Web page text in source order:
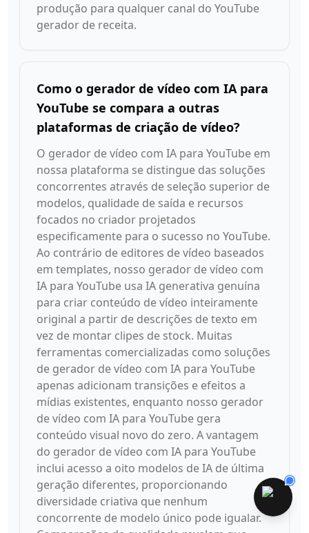
produção para qualquer canal do YouTube
gerador de receita.
Como o gerador de vídeo com IA para
YouTube se compara a outras
plataformas de criação de vídeo?
O gerador de vídeo com IA para YouTube em
nossa plataforma se distingue das soluções
concorrentes através de seleção superior de
modelos, qualidade de saída e recursos
focados no criador projetados
especificamente para o sucesso no YouTube.
Ao contrário de editores de vídeo baseados
em templates, nosso gerador de vídeo com
IA para YouTube usa IA generativa genuína
para criar conteúdo de vídeo inteiramente
original a partir de descrições de texto em
vez de montar clipes de stock. Muitas
ferramentas comercializadas como soluções
de gerador de vídeo com IA para YouTube
apenas adicionam transições e efeitos a
mídias existentes, enquanto nosso gerador
de vídeo com IA para YouTube gera
conteúdo visual novo do zero. A vantagem
do gerador de vídeo com IA para YouTube
inclui acesso a oito modelos de IA de última
geração diferentes, proporcionando
diversidade criativa que nenhum
concorrente de modelo único pode igualar.